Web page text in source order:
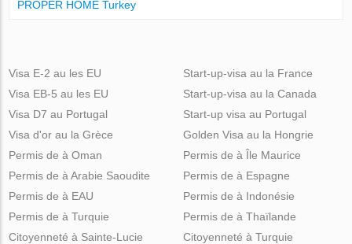
PROPER HOME Turkey
Visa E-2 au les EU
Visa EB-5 au les EU
Visa D7 au Portugal
Visa d'or au la Grèce
Start-up-visa au la France
Start-up-visa au la Canada
Start-up visa au Portugal
Golden Visa au la Hongrie
Permis de à Oman
Permis de à Arabie Saoudite
Permis de à EAU
Permis de à Turquie
Permis de à Île Maurice
Permis de à Espagne
Permis de à Indonésie
Permis de à Thaïlande
Citoyenneté à Sainte-Lucie
Citoyenneté à Turquie